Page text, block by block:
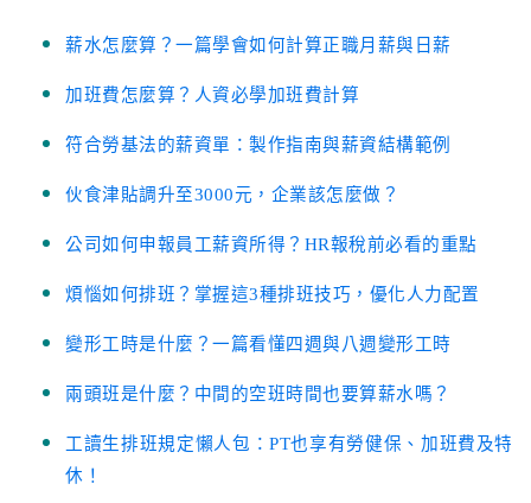
薪水怎麼算？一篇學會如何計算正職月薪與日薪
加班費怎麼算？人資必學加班費計算
符合勞基法的薪資單：製作指南與薪資結構範例
伙食津貼調升至3000元，企業該怎麼做？
公司如何申報員工薪資所得？HR報稅前必看的重點
煩惱如何排班？掌握這3種排班技巧，優化人力配置
變形工時是什麼？一篇看懂四週與八週變形工時
兩頭班是什麼？中間的空班時間也要算薪水嗎？
工讀生排班規定懶人包：PT也享有勞健保、加班費及特
休！